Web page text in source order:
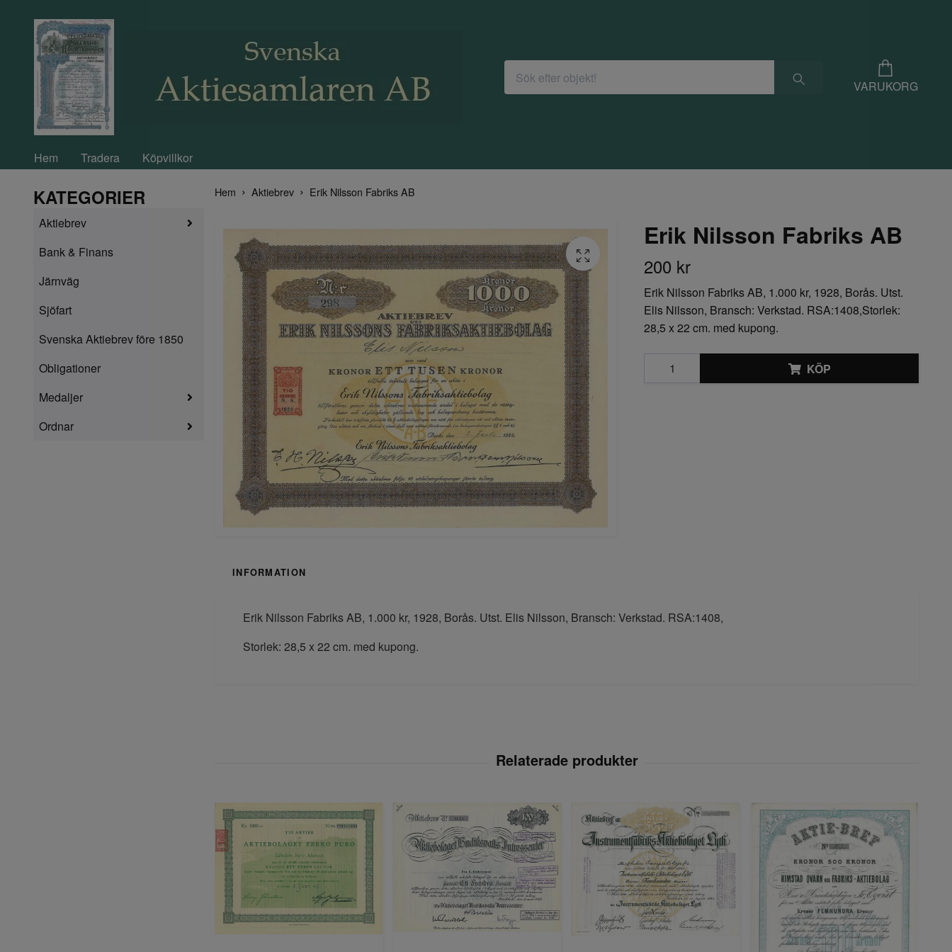
VARUKORG
Hem Tradera Köpvillkor
KATEGORIER
Aktiebrev
Bank & Finans
Järnväg
Sjöfart
Svenska Aktiebrev före 1850
Obligationer
Medaljer
Ordnar
Hem Aktiebrev Erik Nilsson Fabriks AB
Erik Nilsson Fabriks AB
200 kr
Erik Nilsson Fabriks AB, 1.000 kr, 1928, Borås. Utst.
Elis Nilsson, Bransch: Verkstad. RSA:1408,Storlek:
28,5 x 22 cm. med kupong.
KÖP
INFORMATION
Erik Nilsson Fabriks AB, 1.000 kr, 1928, Borås. Utst. Elis Nilsson, Bransch: Verkstad. RSA:1408,
Storlek: 28,5 x 22 cm. med kupong.